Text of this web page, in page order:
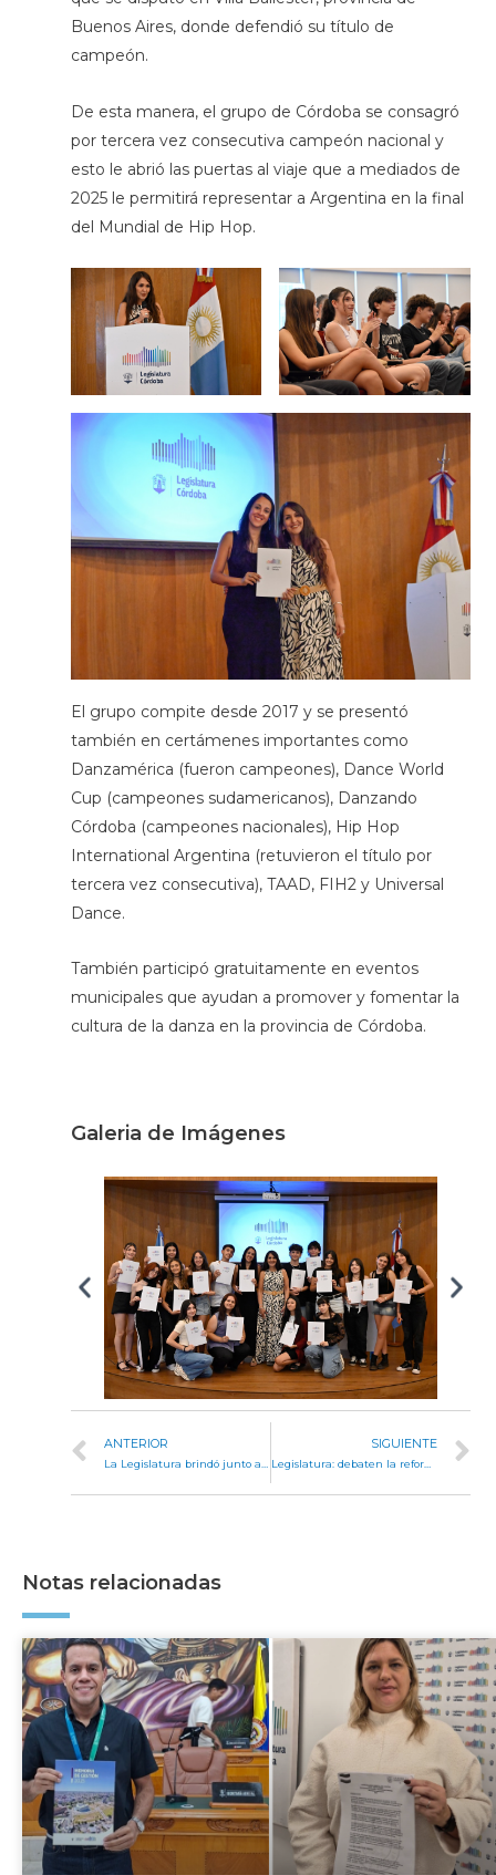
Buenos Aires, donde defendió su título de
campeón.
De esta manera, el grupo de Córdoba se consagró
por tercera vez consecutiva campeón nacional y
esto le abrió las puertas al viaje que a mediados de
2025 le permitirá representar a Argentina en la final
del Mundial de Hip Hop.
El grupo compite desde 2017 y se presentó
también en certámenes importantes como
Danzamérica (fueron campeones), Dance World
Cup (campeones sudamericanos), Danzando
Córdoba (campeones nacionales), Hip Hop
International Argentina (retuvieron el título por
tercera vez consecutiva), TAAD, FIH2 y Universal
Dance.
También participó gratuitamente en eventos
municipales que ayudan a promover y fomentar la
cultura de la danza en la provincia de Córdoba.
Galeria de Imágenes
ANTERIOR SIGUIENTE
Legislatura: debaten la reforma de la ley de derechos infantiles y un nuevo régimen penal juvenil
Notas relacionadas